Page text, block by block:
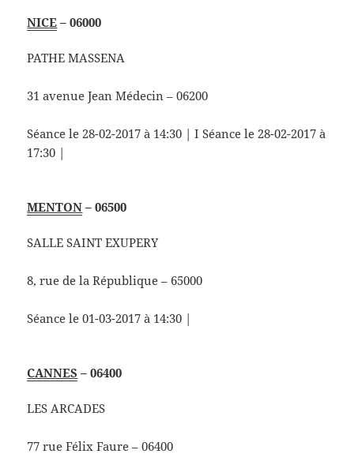
NICE – 06000
PATHE MASSENA
31 avenue Jean Médecin – 06200
Séance le 28-02-2017 à 14:30 | I Séance le 28-02-2017 à
17:30 |
MENTON – 06500
SALLE SAINT EXUPERY
8, rue de la République – 65000
Séance le 01-03-2017 à 14:30 |
CANNES – 06400
LES ARCADES
77 rue Félix Faure – 06400